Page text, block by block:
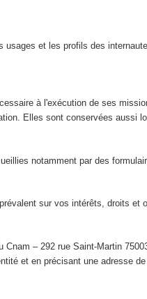
et les profils des
à l'exécution de ses
Elles sont conservées aussi
notamment par des
sur vos intérêts, droits et
– 292 rue Saint-Martin
et en précisant une adresse de